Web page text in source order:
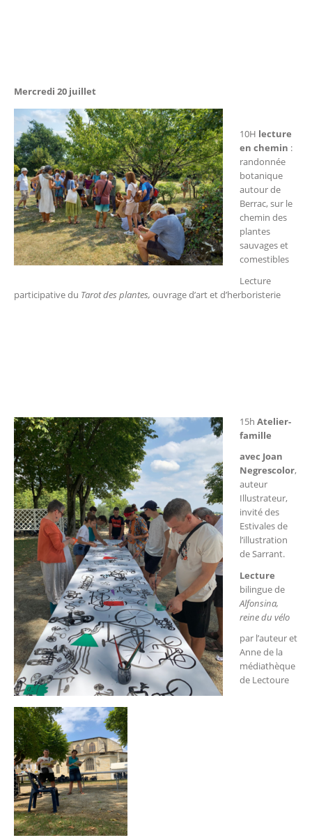
Mercredi 20 juillet
10H lecture
en chemin :
randonnée
botanique
autour de
Berrac, sur le
chemin des
plantes
sauvages et
comestibles
Lecture
participative du Tarot des plantes, ouvrage d’art et d’herboristerie
15h Atelier-
famille
avec Joan
Negrescolor,
auteur
Illustrateur,
invité des
Estivales de
l’illustration
de Sarrant.
Lecture
bilingue de
Alfonsina,
reine du vélo
par l’auteur et
Anne de la
médiathèque
de Lectoure